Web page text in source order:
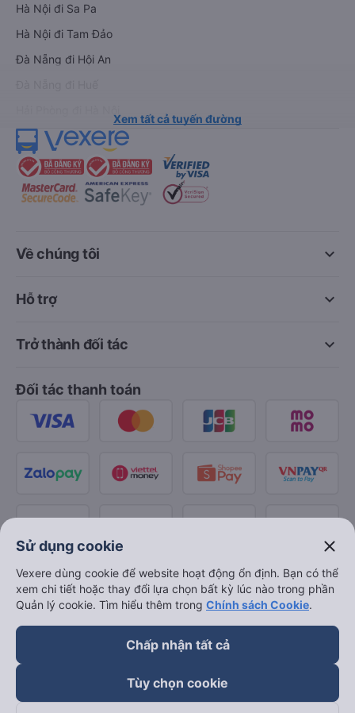
Hà Nội đi Sa Pa
Hà Nội đi Tam Đảo
Đà Nẵng đi Hội An
Xem tất cả tuyến đường
keyboard_arrow_down
Về chúng tôi
keyboard_arrow_down
Hỗ trợ
keyboard_arrow_down
Trở thành đối tác
Đối tác thanh toán
Sử dụng cookie close
Vexere dùng cookie để website hoạt động ổn định. Bạn có thể
xem chi tiết hoặc thay đổi lựa chọn bất kỳ lúc nào trong phần
Quản lý cookie. Tìm hiểu thêm trong Chính sách Cookie.
Chấp nhận tất cả
Tùy chọn cookie